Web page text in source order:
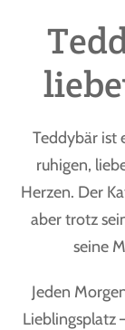
Teddybär ist
ruhigen,
Herzen. Der
aber trotz
seine
Jeden
Lieblingsplatz